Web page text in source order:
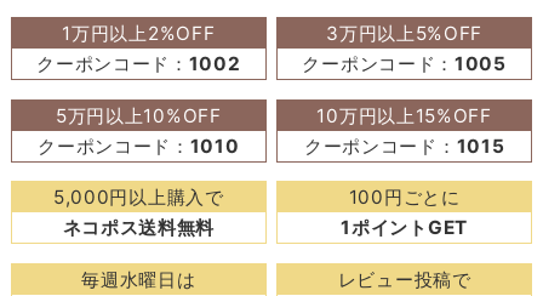
1万円以上2%OFF
クーポンコード： 1002
3万円以上5%OFF
クーポンコード：1005
5万円以上10%OFF
クーポンコード： 1010
10万円以上15%OFF
クーポンコード： 1015
5,000円以上購入で
ネコポス送料無料
100円ごとに
1ポイントGET
毎週水曜日は
レビュー投稿で